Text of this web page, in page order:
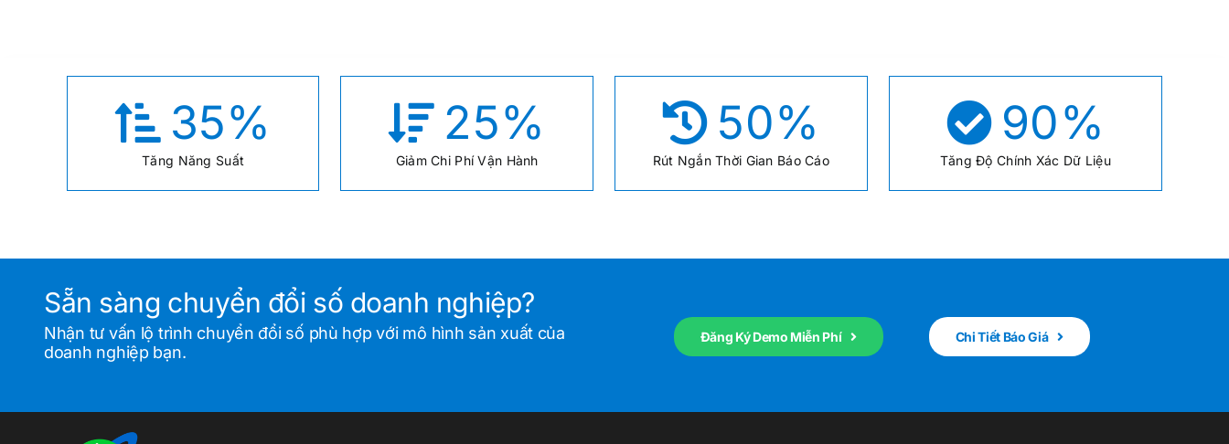
35%
Tăng Năng Suất
25%
Giảm Chi Phí Vận Hành
50%
Rút Ngắn Thời Gian Báo Cáo
90%
Tăng Độ Chính Xác Dữ Liệu
Sẵn sàng chuyển đổi số doanh nghiệp?
Nhận tư vấn lộ trình chuyển đổi số phù hợp với mô hình sản xuất của
doanh nghiệp bạn.
Đăng Ký Demo Miễn Phí Chi Tiết Báo Giá